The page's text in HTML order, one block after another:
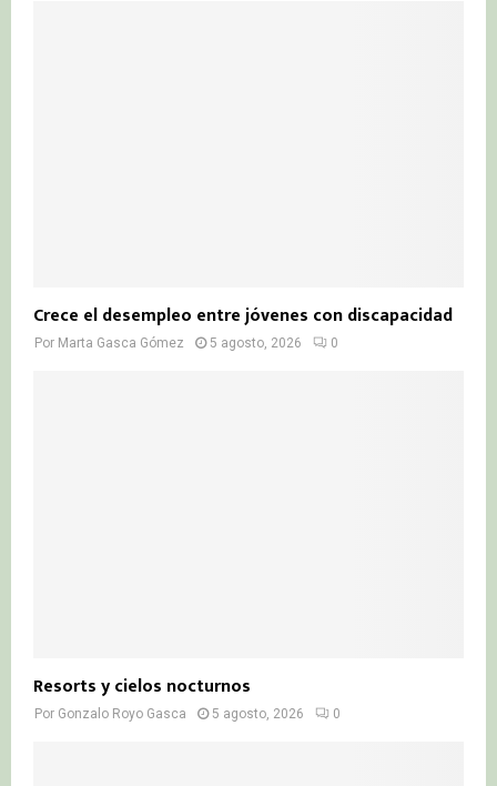
Crece el desempleo entre jóvenes con discapacidad
Por Marta Gasca Gómez 5 agosto, 2026 0
Resorts y cielos nocturnos
Por Gonzalo Royo Gasca 5 agosto, 2026 0